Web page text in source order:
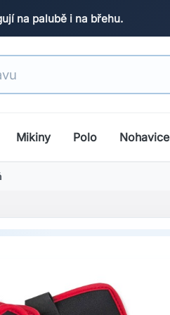
na palubě i na břehu.
Mikiny Polo Nohavice